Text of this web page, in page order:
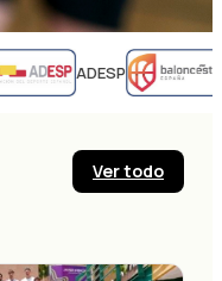
ADESP
Ver todo